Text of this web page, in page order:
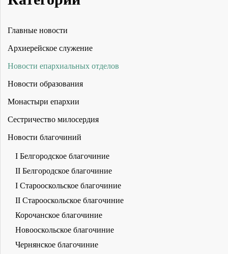
Главные новости
Архиерейское служение
Новости епархиальных отделов
Новости образования
Монастыри епархии
Сестричество милосердия
Новости благочиний
I Белгородское благочиние
II Белгородское благочиние
I Старооскольское благочиние
II Старооскольское благочиние
Корочанское благочиние
Новооскольское благочиние
Чернянское благочиние